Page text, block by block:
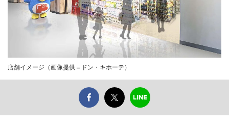
店舗イメージ（画像提供＝ドン・キホーテ）